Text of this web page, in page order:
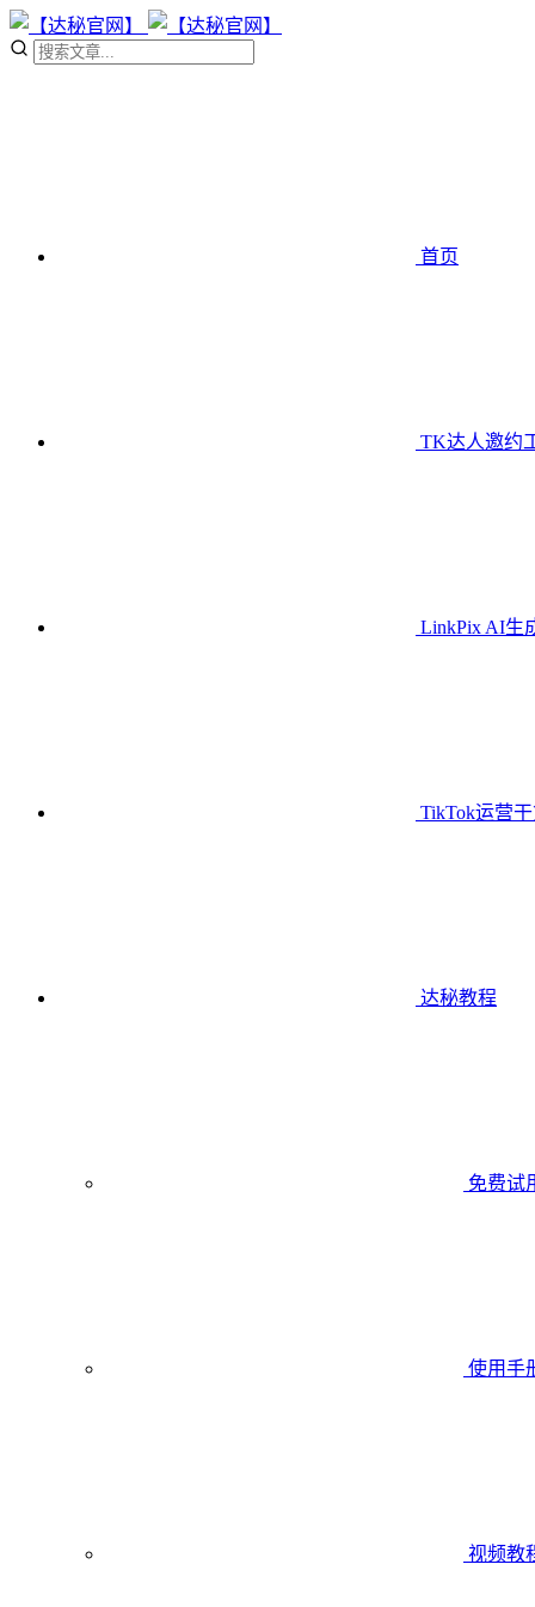
首页
TK达人邀约
LinkPix AI生
TikTok运营
达秘教程
免费试
使用手
视频教